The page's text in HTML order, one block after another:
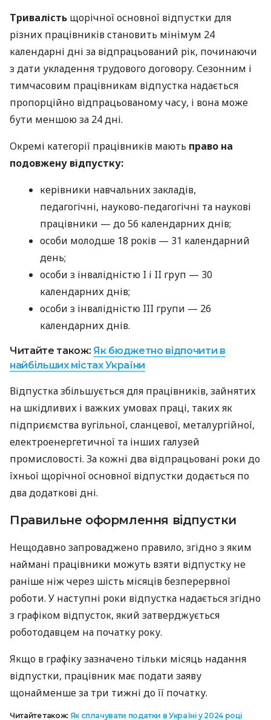
Тривалість щорічної основної відпустки для
різних працівників становить мінімум 24
календарні дні за відпрацьований рік, починаючи
з дати укладення трудового договору. Сезонним і
тимчасовим працівникам відпустка надається
пропорційно відпрацьованому часу, і вона може
бути меншою за 24 дні.
Окремі категорії працівників мають право на
подовжену відпустку:
керівники навчальних закладів,
педагогічні, науково-педагогічні та наукові
працівники — до 56 календарних днів;
особи молодше 18 років — 31 календарний
день;
особи з інвалідністю I і II груп — 30
календарних днів;
особи з інвалідністю III групи — 26
календарних днів.
Читайте також: Як бюджетно відпочити в
найбільших містах України
Відпустка збільшується для працівників, зайнятих
на шкідливих і важких умовах праці, таких як
підприємства вугільної, сланцевої, металургійної,
електроенергетичної та інших галузей
промисловості. За кожні два відпрацьовані роки до
їхньої щорічної основної відпустки додається по
два додаткові дні.
Правильне оформлення відпустки
Нещодавно запроваджено правило, згідно з яким
наймані працівники можуть взяти відпустку не
раніше ніж через шість місяців безперервної
роботи. У наступні роки відпустка надається згідно
з графіком відпусток, який затверджується
роботодавцем на початку року.
Якщо в графіку зазначено тільки місяць надання
відпустки, працівник має подати заяву
щонайменше за три тижні до її початку.
Читайте також: Як сплачувати податки в Україні у 2024 році